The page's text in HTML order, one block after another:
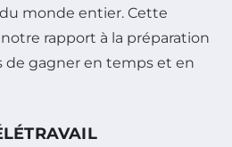
monde entier. Cette
rapport à la préparation
de gagner en temps et en